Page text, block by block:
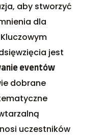
aby stworzyć
dla
jest
eventów
dobrane
uczestników